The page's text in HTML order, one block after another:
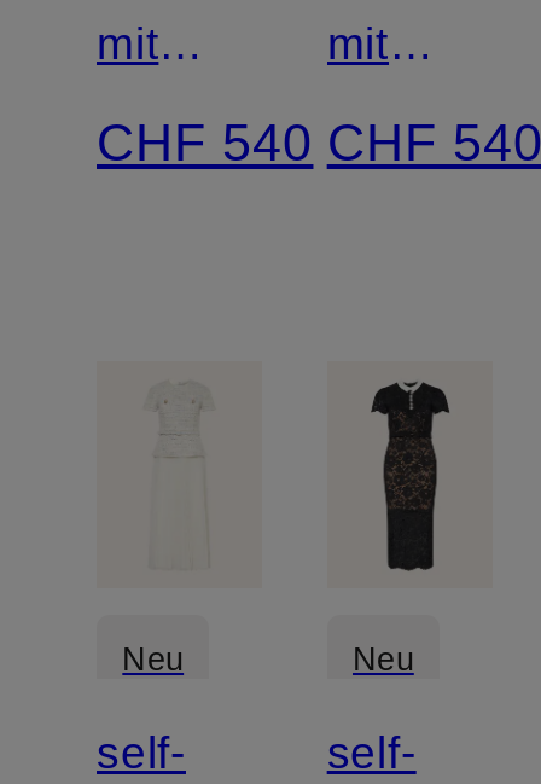
mit
Schmuckperlen
und
CHF 540
mit
Spitze
und
CHF
Neu
self-
Neu
self-